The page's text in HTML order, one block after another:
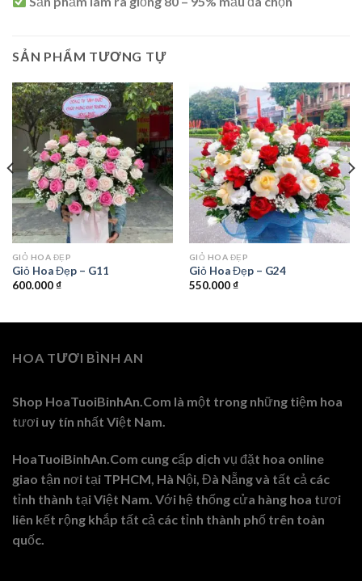
SẢN PHẨM TƯƠNG TỰ
GIỎ HOA ĐẸP
Giỏ Hoa Đẹp – G11
600.000₫
GIỎ HOA ĐẸP
Giỏ Hoa Đẹp – G24
550.000₫
HOA TƯƠI BÌNH AN
Shop HoaTuoiBinhAn.Com là một trong những tiệm hoa
tươi uy tín nhất Việt Nam.
HoaTuoiBinhAn.Com cung cấp dịch vụ đặt hoa online
giao tận nơi tại TPHCM, Hà Nội, Đà Nẵng và tất cả các
tỉnh thành tại Việt Nam. Với hệ thống cửa hàng hoa tươi
liên kết rộng khắp tất cả các tỉnh thành phố trên toàn
quốc.